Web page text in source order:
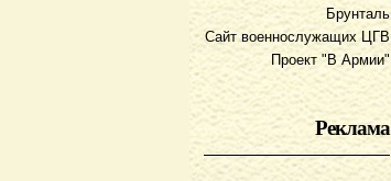
Брунталь
Сайт военнослужащих ЦГВ
Проект "В Армии"
Реклама